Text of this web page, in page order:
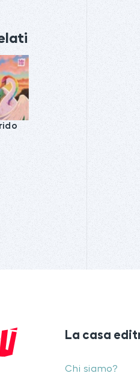
La casa
Chi siamo?